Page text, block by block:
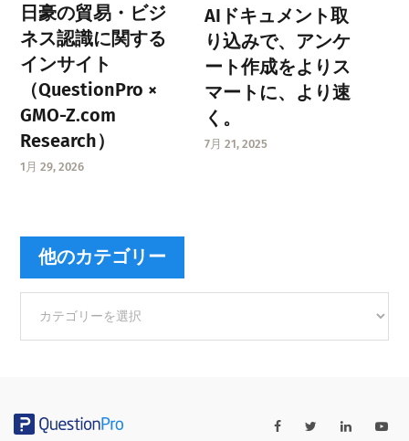
日豪の貿易・ビジ
ネス認識に関する
インサイト
（QuestionPro ×
GMO-Z.com
Research）
1月 29, 2026
AIドキュメント取
り込みで、アンケ
ート作成をよりス
マートに、より速
く。
7月 21, 2025
他のカテゴリー
カ
ー